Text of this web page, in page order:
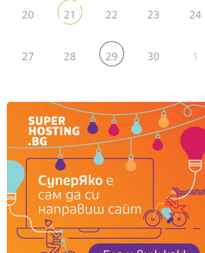
20 21 22 23 24
27 28 29 30 1